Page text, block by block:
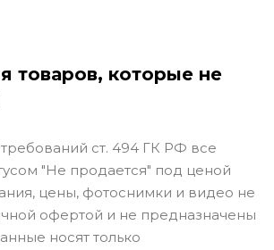
товаров, которые не
ст. 494 ГК РФ все
"Не продается" под ценой
цены, фотоснимки и видео не
офертой и не предназначены
носят только